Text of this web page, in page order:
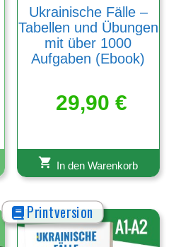
Ukrainische Fälle –
Tabellen und Übungen
mit über 1000
Aufgaben (Ebook)
29,90€
In den Warenkorb
Printversion